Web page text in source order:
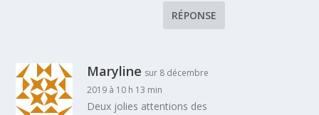
RÉPONSE
Maryline sur 8 décembre
2019 à 10 h 13 min
Deux jolies attentions des